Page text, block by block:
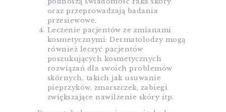
oraz przeprowadzają badania
przesiewowe.
Leczenie pacjentów ze zmianami
kosmetycznymi: Dermatolodzy mogą
również leczyć pacjentów
poszukujących kosmetycznych
rozwiązań dla swoich problemów
skórnych, takich jak usuwanie
pieprzyków, zmarszczek, zabiegi
zwiększające nawilżenie skóry itp.